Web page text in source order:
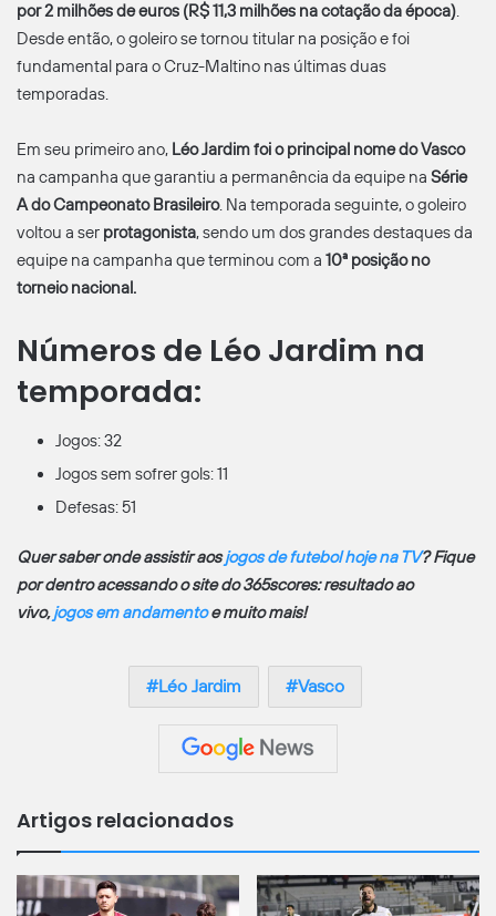
por 2 milhões de euros (R$ 11,3 milhões na cotação da época).
Desde então, o goleiro se tornou titular na posição e foi
fundamental para o Cruz-Maltino nas últimas duas
temporadas.
Em seu primeiro ano, Léo Jardim foi o principal nome do Vasco
na campanha que garantiu a permanência da equipe na Série
A do Campeonato Brasileiro. Na temporada seguinte, o goleiro
voltou a ser protagonista, sendo um dos grandes destaques da
equipe na campanha que terminou com a 10ª posição no
torneio nacional.
Números de Léo Jardim na
temporada:
Jogos: 32
Jogos sem sofrer gols: 11
Defesas: 51
Quer saber onde assistir aosjogos de futebol hoje na TV? Fique
por dentro acessando o site do 365scores: resultado ao
vivo,jogos em andamentoe muito mais!
Léo Jardim Vasco
Artigos relacionados